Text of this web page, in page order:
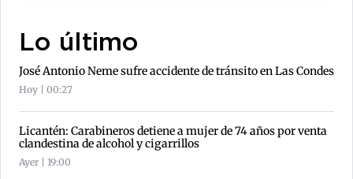
Lo último
José Antonio Neme sufre accidente de tránsito en Las Condes
Hoy | 00:27
Licantén: Carabineros detiene a mujer de 74 años por venta
clandestina de alcohol y cigarrillos
Ayer | 19:00